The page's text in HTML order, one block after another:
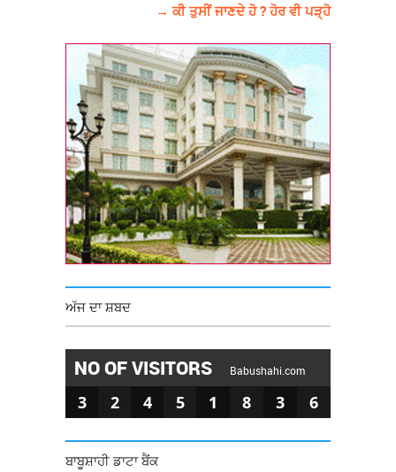
→ ਕੀ ਤੁਸੀਂ ਜਾਣਦੇ ਹੋ ? ਹੋਰ ਵੀ ਪੜ੍ਹੋ
ਅੱਜ ਦਾ ਸ਼ਬਦ
NO OF VISITORS Babushahi.com
3 2 4 5 1 8 3 6
ਬਾਬੂਸ਼ਾਹੀ ਡਾਟਾ ਬੈਂਕ